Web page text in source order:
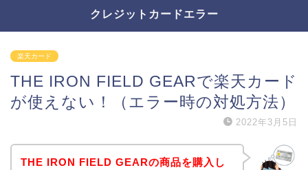
クレジットカードエラー
楽天カード
THE IRON FIELD GEARで楽天カード
が使えない！（エラー時の対処方法）
2022年3月5日
THE IRON FIELD GEARの商品を購入し